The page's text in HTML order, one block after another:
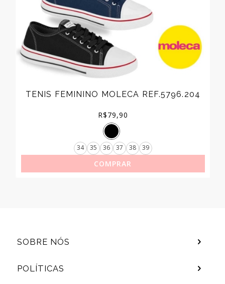
TENIS FEMININO MOLECA REF.5796.204
R$79,90
34 35 36 37 38 39
COMPRAR
SOBRE NÓS
POLÍTICAS